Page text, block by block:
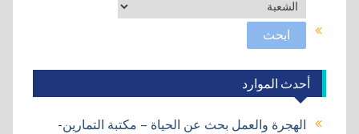
أحدث الموارد
الهجرة والعمل بحث عن الحياة – مكتبة التمارين-